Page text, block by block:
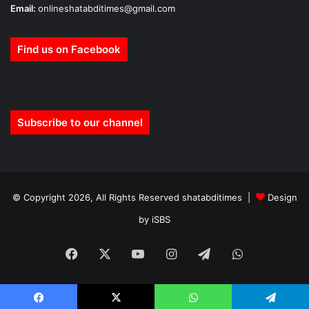
Email: onlineshatabditimes@gmail.com
Find us on Facebook
Subscribe to our channel
© Copyright 2026, All Rights Reserved shatabditimes |
Design
by iSBS
Facebook YouTubeInstagramTelegramWhatsApp